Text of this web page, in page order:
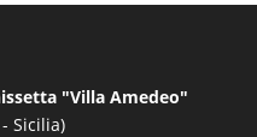
"Villa Amedeo"
Sicilia)